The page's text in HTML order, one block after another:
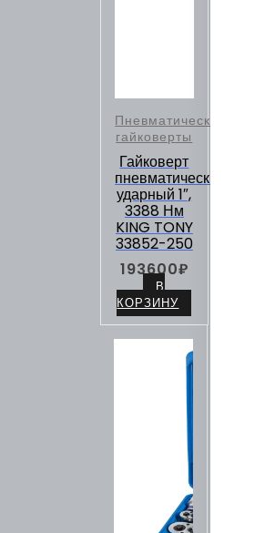
Пневматические
гайковерты
Гайковерт
пневматический
ударный 1″,
3388 Нм
KING TONY
33852-250
193600₽
В
КОРЗИНУ